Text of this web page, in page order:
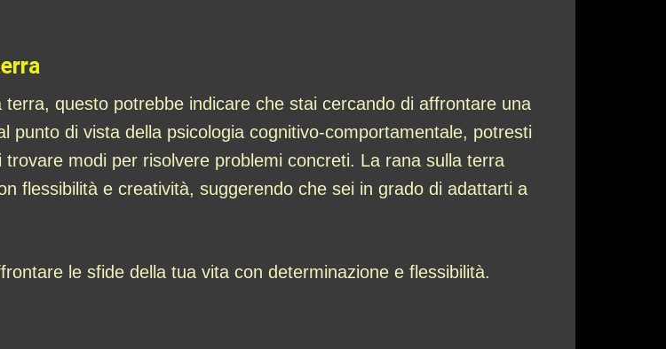
questo potrebbe indicare che stai cercando di affrontare una
punto di vista della psicologia cognitivo-comportamentale, potresti
modi per risolvere problemi concreti. La rana sulla terra
flessibilità e creatività, suggerendo che sei in grado di adattarti a
le sfide della tua vita con determinazione e flessibilità.